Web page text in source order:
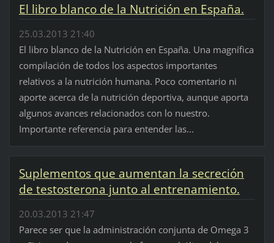
El libro blanco de la Nutrición en España.
25.03.2013 21:40
El libro blanco de la Nutrición en España. Una magnífica
compilación de todos los aspectos importantes
relativos a la nutrición humana. Poco comentario ni
aporte acerca de la nutrición deportiva, aunque aporta
algunos avances relacionados con lo nuestro.
Importante referencia para entender las...
Suplementos que aumentan la secreción
de testosterona junto al entrenamiento.
20.03.2013 21:47
Parece ser que la administración conjunta de Omega 3